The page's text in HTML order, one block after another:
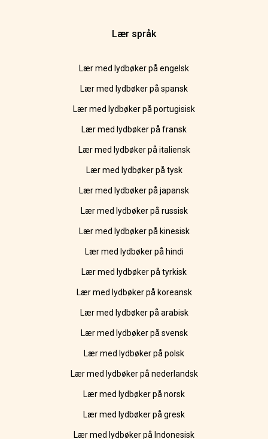
Lær språk
Lær med lydbøker på engelsk
Lær med lydbøker på spansk
Lær med lydbøker på portugisisk
Lær med lydbøker på fransk
Lær med lydbøker på italiensk
Lær med lydbøker på tysk
Lær med lydbøker på japansk
Lær med lydbøker på russisk
Lær med lydbøker på kinesisk
Lær med lydbøker på hindi
Lær med lydbøker på tyrkisk
Lær med lydbøker på koreansk
Lær med lydbøker på arabisk
Lær med lydbøker på svensk
Lær med lydbøker på polsk
Lær med lydbøker på nederlandsk
Lær med lydbøker på norsk
Lær med lydbøker på gresk
Lær med lydbøker på Indonesisk